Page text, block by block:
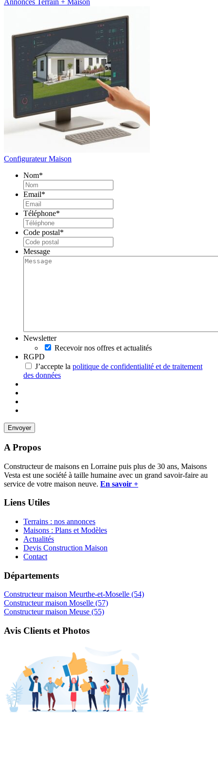
Annonces Terrain + Maison
Configurateur Maison
Nom*
Email*
Téléphone*
Code postal*
Message
Newsletter
Recevoir nos offres et actualités
RGPD
J’accepte la politique de confidentialité et de traitement
des données
A Propos
Constructeur de maisons en Lorraine puis plus de 30 ans, Maisons
Vesta est une société à taille humaine avec un grand savoir-faire au
service de votre maison neuve. En savoir +
Liens Utiles
Terrains : nos annonces
Maisons : Plans et Modèles
Actualités
Devis Construction Maison
Contact
Départements
Constructeur maison Meurthe-et-Moselle (54)
Constructeur maison Moselle (57)
Constructeur maison Meuse (55)
Avis Clients et Photos